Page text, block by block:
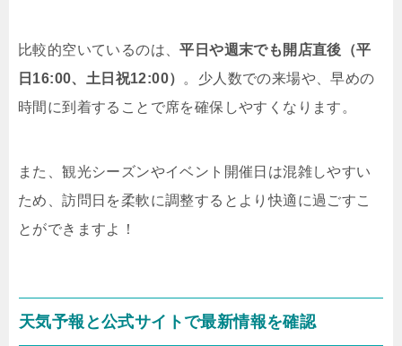
比較的空いているのは、平日や週末でも開店直後（平
日16:00、土日祝12:00） 。少人数での来場や、早めの
時間に到着することで席を確保しやすくなります。
また、観光シーズンやイベント開催日は混雑しやすい
ため、訪問日を柔軟に調整するとより快適に過ごすこ
とができますよ！
天気予報と公式サイトで最新情報を確認